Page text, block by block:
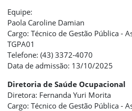
Equipe:
Paola Caroline Damian
Cargo: Técnico de Gestão Pública -
TGPA01
Telefone: (43) 3372-4070
Data de admissão: 13/10/2025
Diretoria de Saúde Ocupacional
Diretora: Fernanda Yuri Morita
Cargo: Técnico de Gestão Pública -